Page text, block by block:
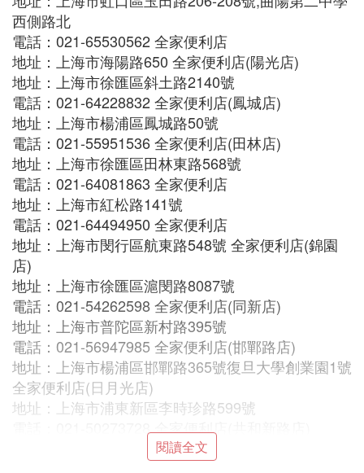
西側路北
電話：021-65530562 全家便利店
地址：上海市海陽路650 全家便利店(陽光店)
地址：上海市徐匯區斜土路2140號
電話：021-64228832 全家便利店(鳳城店)
地址：上海市楊浦區鳳城路50號
電話：021-55951536 全家便利店(田林店)
地址：上海市徐匯區田林東路568號
電話：021-64081863 全家便利店
地址：上海市紅松路141號
電話：021-64494950 全家便利店
地址：上海市閔行區航東路548號 全家便利店(錦園
店)
地址：上海市徐匯區滬閔路8087號
電話：021-54262598 全家便利店(同新店)
地址：上海市普陀區新村路395號
電話：021-56947985 全家便利店(邯鄲路店)
地址：上海市楊浦區邯鄲路365號復旦大學創業園1號
全家便利店(日月光店)
地址：上海市浦東新區李時珍路599號
電話：021-50273728 全家便利店(共和新路店)
地址：上海市閘北區共和新路1198號 全家便利店(英
閱讀全文